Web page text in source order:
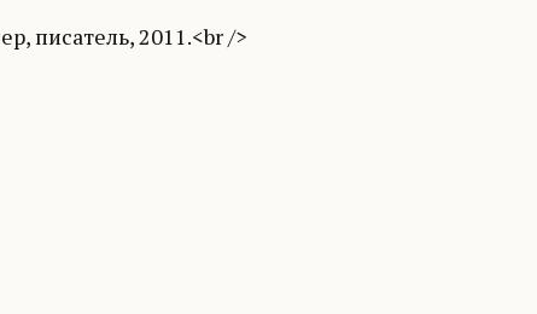
2011.<br />